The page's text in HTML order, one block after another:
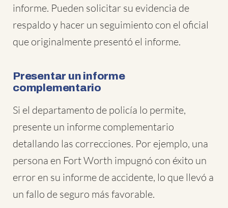
informe. Pueden solicitar su evidencia de
respaldo y hacer un seguimiento con el oficial
que originalmente presentó el informe.
Presentar un informe
complementario
Si el departamento de policía lo permite,
presente un informe complementario
detallando las correcciones. Por ejemplo, una
persona en Fort Worth impugnó con éxito un
error en su informe de accidente, lo que llevó a
un fallo de seguro más favorable.